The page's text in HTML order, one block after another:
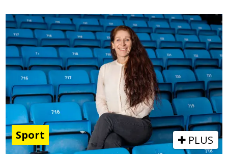
Sport PLUS